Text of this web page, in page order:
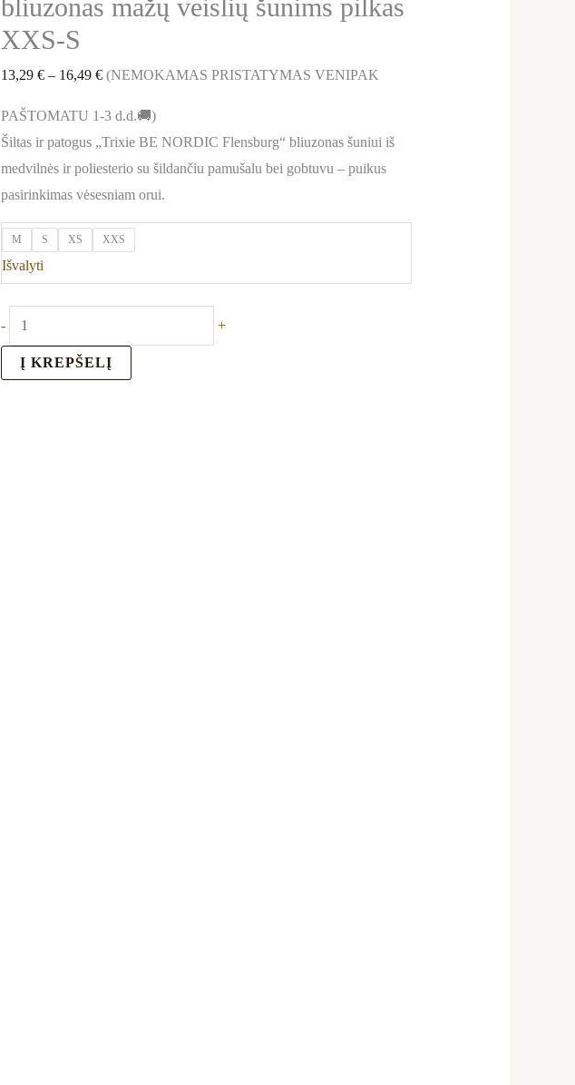
bliuzonas mažų veislių šunims pilkas
XXS-S
13,29€ – 16,49€ (NEMOKAMAS PRISTATYMAS VENIPAK
PAŠTOMATU 1-3 d.d.🚚)
Šiltas ir patogus „Trixie BE NORDIC Flensburg“ bliuzonas šuniui iš
medvilnės ir poliesterio su šildančiu pamušalu bei gobtuvu – puikus
pasirinkimas vėsesniam orui.
M S XS XXS
Išvalyti
- +
Į KREPŠELĮ